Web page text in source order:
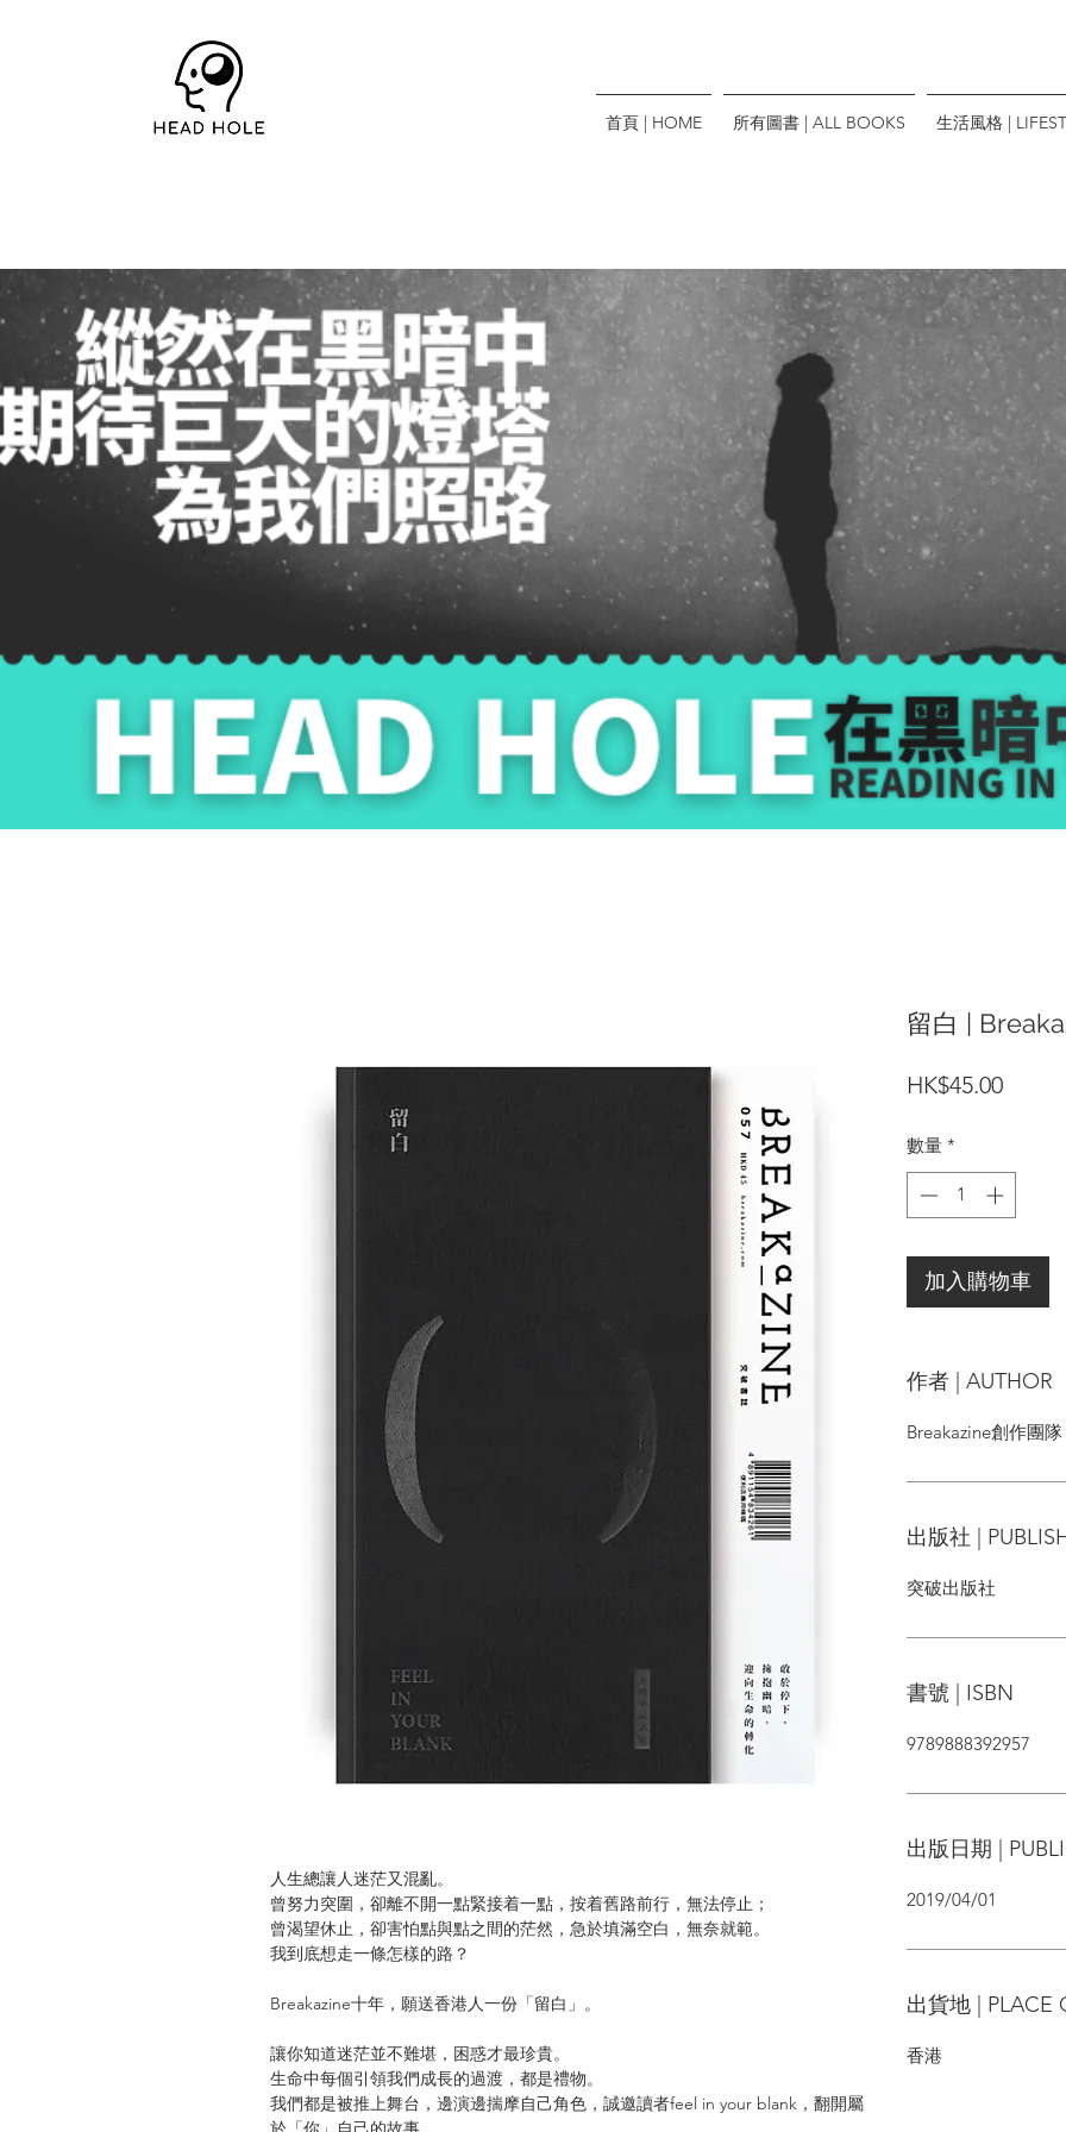
首頁 | HOME 所有圖書 | ALL BOOKS 生活風格 |
人生總讓人迷茫又混亂。
曾努力突圍，卻離不開一點緊接着一點，按着舊路前行，無法停止；
曾渴望休止，卻害怕點與點之間的茫然，急於填滿空白，無奈就範。
我到底想走一條怎樣的路？
Breakazine十年，願送香港人一份「留白」。
讓你知道迷茫並不難堪，困惑才最珍貴。
生命中每個引領我們成長的過渡，都是禮物。
我們都是被推上舞台，邊演邊揣摩自己角色，誠邀讀者feel in your blank，翻開屬
留白 |
HK$45.00價
數量 *
加入購物車
作者 | AUTHOR
Breakazine創作團隊
出版社 |
突破出版社
書號 | ISBN
9789888392957
出版日期 |
2019/04/01
出貨地 | PLACE
香港